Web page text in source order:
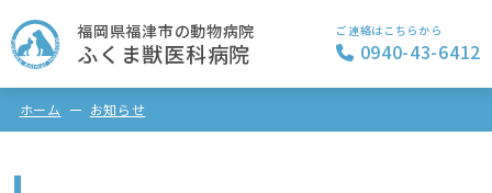
福岡県福津市の動物病院
ふくま獣医科病院
ご連絡はこちらから
0940-43-6412
ホーム お知らせ